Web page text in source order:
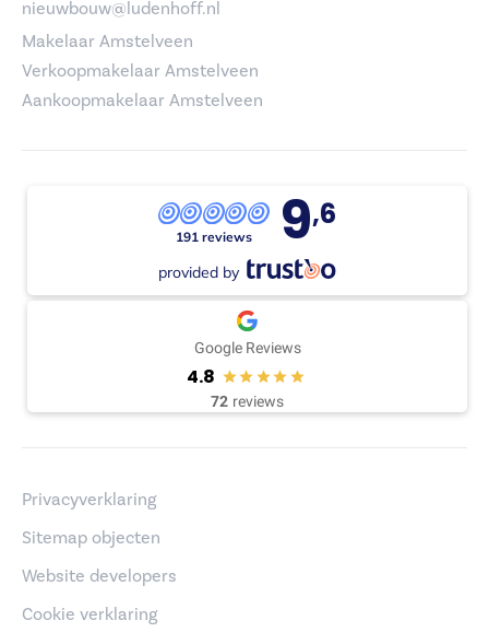
nieuwbouw@ludenhoff.nl
Makelaar Amstelveen
Verkoopmakelaar Amstelveen
Aankoopmakelaar Amstelveen
191 reviews 9,6
provided by
Google Reviews
4.8
72 reviews
Privacyverklaring
Sitemap objecten
Website developers
Cookie verklaring